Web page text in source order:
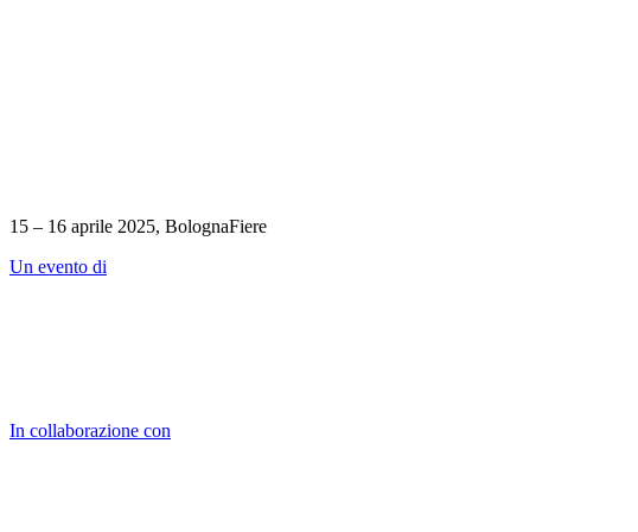
15 – 16 aprile 2025, BolognaFiere
Un evento di
In collaborazione con